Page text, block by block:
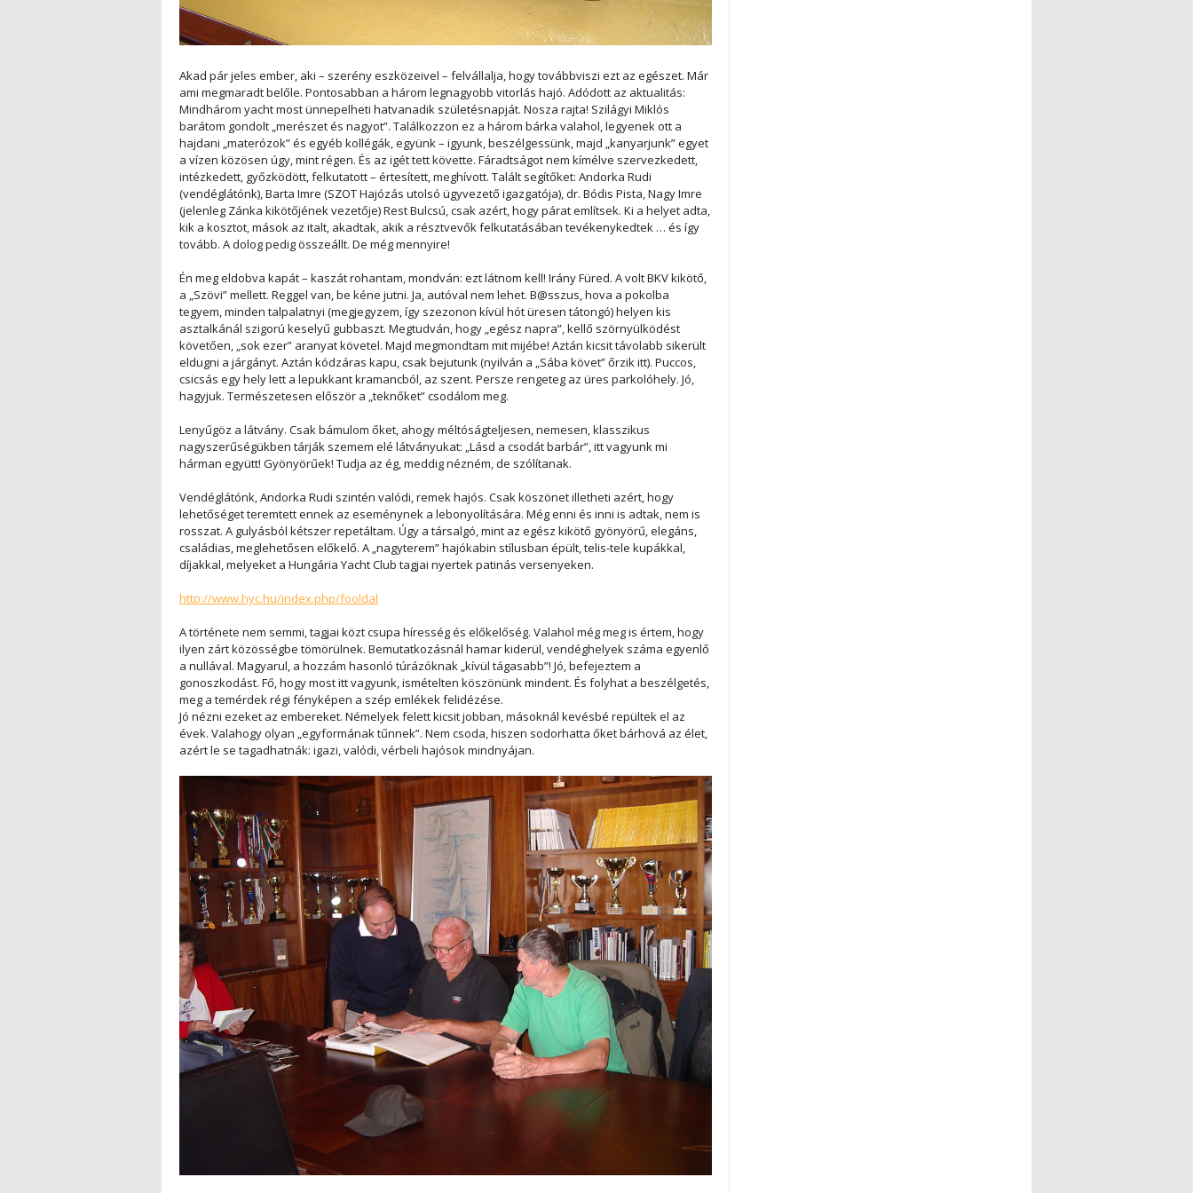
Akad pár jeles ember, aki – szerény eszközeivel – felvállalja, hogy továbbviszi ezt az egészet. Már
ami megmaradt belőle. Pontosabban a három legnagyobb vitorlás hajó. Adódott az aktualitás:
Mindhárom yacht most ünnepelheti hatvanadik születésnapját. Nosza rajta! Szilágyi Miklós
barátom gondolt „merészet és nagyot”. Találkozzon ez a három bárka valahol, legyenek ott a
hajdani „materózok” és egyéb kollégák, együnk – igyunk, beszélgessünk, majd „kanyarjunk” egyet
a vízen közösen úgy, mint régen. És az igét tett követte. Fáradtságot nem kímélve szervezkedett,
intézkedett, győzködött, felkutatott – értesített, meghívott. Talált segítőket: Andorka Rudi
(vendéglátónk), Barta Imre (SZOT Hajózás utolsó ügyvezető igazgatója), dr. Bódis Pista, Nagy Imre
(jelenleg Zánka kikötőjének vezetője) Rest Bulcsú, csak azért, hogy párat említsek. Ki a helyet adta,
kik a kosztot, mások az italt, akadtak, akik a résztvevők felkutatásában tevékenykedtek … és így
tovább. A dolog pedig összeállt. De még mennyire!
Én meg eldobva kapát – kaszát rohantam, mondván: ezt látnom kell! Irány Füred. A volt BKV kikötő,
a „Szövi” mellett. Reggel van, be kéne jutni. Ja, autóval nem lehet. B@sszus, hova a pokolba
tegyem, minden talpalatnyi (megjegyzem, így szezonon kívül hót üresen tátongó) helyen kis
asztalkánál szigorú keselyű gubbaszt. Megtudván, hogy „egész napra”, kellő szörnyülködést
követően, „sok ezer” aranyat követel. Majd megmondtam mit mijébe! Aztán kicsit távolabb sikerült
eldugni a járgányt. Aztán kódzáras kapu, csak bejutunk (nyilván a „Sába követ” őrzik itt). Puccos,
csicsás egy hely lett a lepukkant kramancból, az szent. Persze rengeteg az üres parkolóhely. Jó,
hagyjuk. Természetesen először a „teknőket” csodálom meg.
Lenyűgöz a látvány. Csak bámulom őket, ahogy méltóságteljesen, nemesen, klasszikus
nagyszerűségükben tárják szemem elé látványukat: „Lásd a csodát barbár”, itt vagyunk mi
hárman együtt! Gyönyörűek! Tudja az ég, meddig nézném, de szólítanak.
Vendéglátónk, Andorka Rudi szintén valódi, remek hajós. Csak köszönet illetheti azért, hogy
lehetőséget teremtett ennek az eseménynek a lebonyolítására. Még enni és inni is adtak, nem is
rosszat. A gulyásból kétszer repetáltam. Úgy a társalgó, mint az egész kikötő gyönyörű, elegáns,
családias, meglehetősen előkelő. A „nagyterem” hajókabin stílusban épült, telis-tele kupákkal,
díjakkal, melyeket a Hungária Yacht Club tagjai nyertek patinás versenyeken.
http://www.hyc.hu/index.php/fooldal
A története nem semmi, tagjai közt csupa híresség és előkelőség. Valahol még meg is értem, hogy
ilyen zárt közösségbe tömörülnek. Bemutatkozásnál hamar kiderül, vendéghelyek száma egyenlő
a nullával. Magyarul, a hozzám hasonló túrázóknak „kívül tágasabb”! Jó, befejeztem a
gonoszkodást. Fő, hogy most itt vagyunk, ismételten köszönünk mindent. És folyhat a beszélgetés,
meg a temérdek régi fényképen a szép emlékek felidézése.
Jó nézni ezeket az embereket. Némelyek felett kicsit jobban, másoknál kevésbé repültek el az
évek. Valahogy olyan „egyformának tűnnek”. Nem csoda, hiszen sodorhatta őket bárhová az élet,
azért le se tagadhatnák: igazi, valódi, vérbeli hajósok mindnyájan.